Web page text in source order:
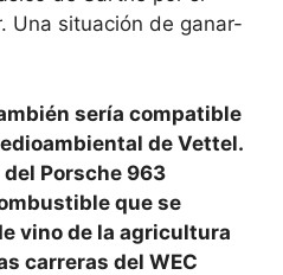
Una situación de ganar-
sería compatible
de Vettel.
Porsche 963
que se
vino de la agricultura
carreras del WEC